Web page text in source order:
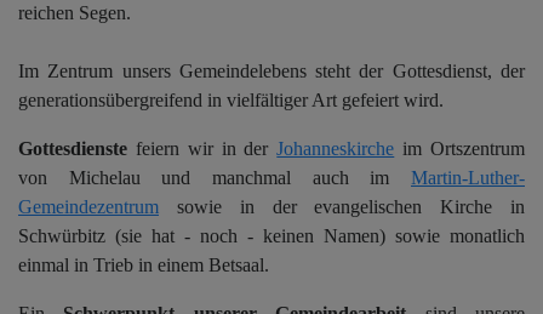
reichen Segen.
Im Zentrum unsers Gemeindelebens steht der Gottesdienst, der
generationsübergreifend in vielfältiger Art gefeiert wird.
Gottesdienste feiern wir in derJohanneskirche im Ortszentrum
von Michelau und manchmal auch im Martin-Luther-
Gemeindezentrum sowie in der evangelischen Kirche in
Schwürbitz (sie hat - noch - keinen Namen) sowie monatlich
einmal in Trieb in einem Betsaal.